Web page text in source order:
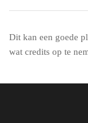
Dit kan een goede
wat credits op te